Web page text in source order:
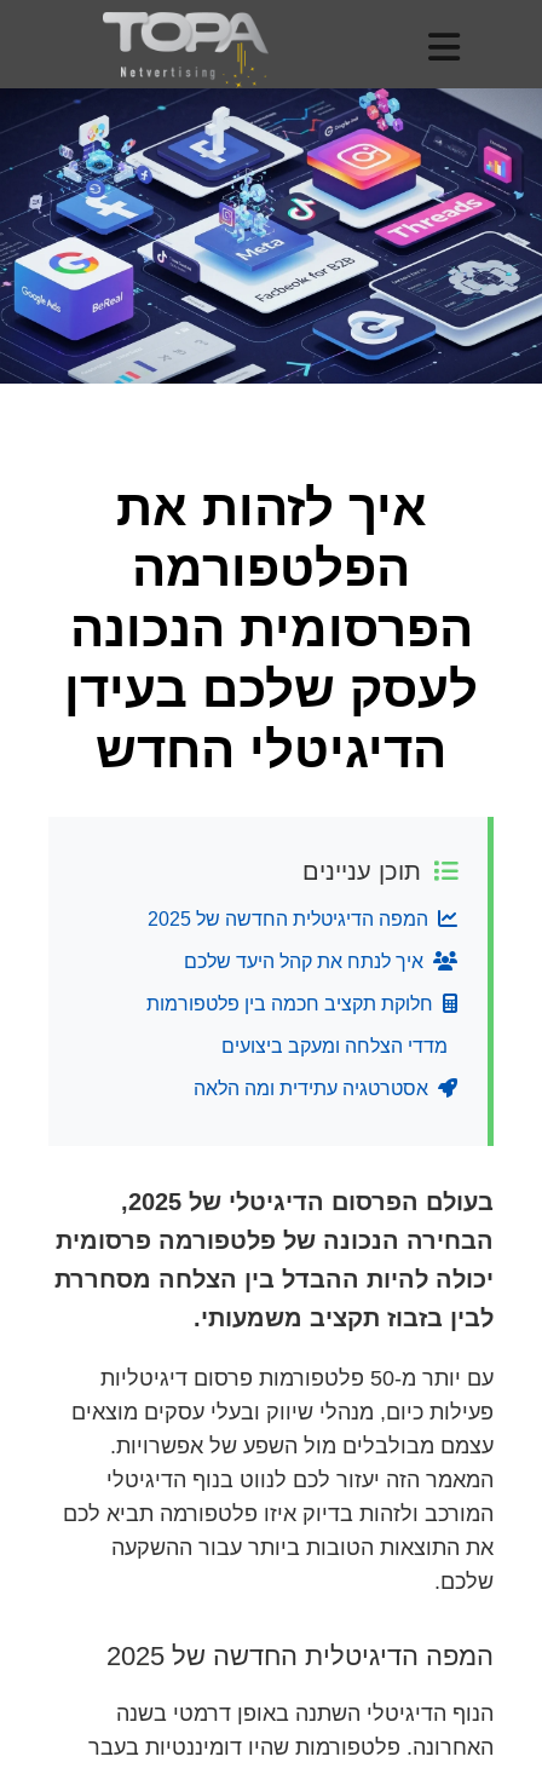
איך לזהות את
הפלטפורמה
הפרסומית הנכונה
לעסק שלכם בעידן
הדיגיטלי החדש
תוכן עניינים
המפה הדיגיטלית החדשה של 2025
איך לנתח את קהל היעד שלכם
חלוקת תקציב חכמה בין פלטפורמות
מדדי הצלחה ומעקב ביצועים
אסטרטגיה עתידית ומה הלאה
בעולם הפרסום הדיגיטלי של 2025,
הבחירה הנכונה של פלטפורמה פרסומית
יכולה להיות ההבדל בין הצלחה מסחררת
לבין בזבוז תקציב משמעותי.
עם יותר מ-50 פלטפורמות פרסום דיגיטליות
פעילות כיום, מנהלי שיווק ובעלי עסקים מוצאים
עצמם מבולבלים מול השפע של אפשרויות.
המאמר הזה יעזור לכם לנווט בנוף הדיגיטלי
המורכב ולזהות בדיוק איזו פלטפורמה תביא לכם
את התוצאות הטובות ביותר עבור ההשקעה
שלכם.
המפה הדיגיטלית החדשה של 2025
הנוף הדיגיטלי השתנה באופן דרמטי בשנה
האחרונה. פלטפורמות שהיו דומיננטיות בעבר